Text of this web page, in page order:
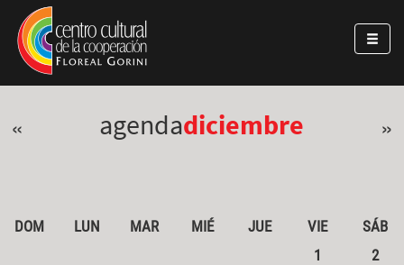
Pasar al contenido principal
Jump to main content
« agendadiciembre »
DOM LUN MAR MIÉ JUE VIE
SÁB
1
2